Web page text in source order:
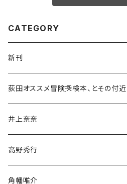
CATEGORY
新刊
和書
文学・小説・物語
随筆・ノンフィクション・その他
荻田オススメ冒険探検本、とその付近
井上奈奈
高野秀行
角幡唯介